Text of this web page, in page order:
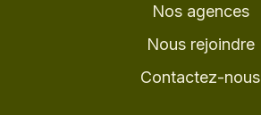
Nos agences
Nous rejoindre
Contactez-nous